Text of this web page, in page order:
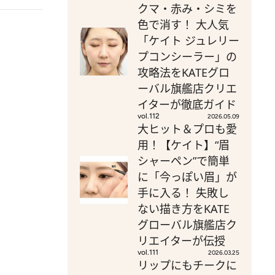
クマ・赤み・シミを
色で消す！ 大人気
「ケイト ジュレリー
プコンシーラー」の
攻略法をKATEグロ
ーバル旗艦店クリエ
イターが徹底ガイド
vol.112 2026.05.09
大ヒット＆プロも愛
用！【ケイト】“眉
シャーペン”で簡単
に「今っぽい眉」が
手に入る！ 失敗し
ない描き方をKATE
グローバル旗艦店ク
リエイターが伝授
vol.111 2026.03.25
リップにもチークに